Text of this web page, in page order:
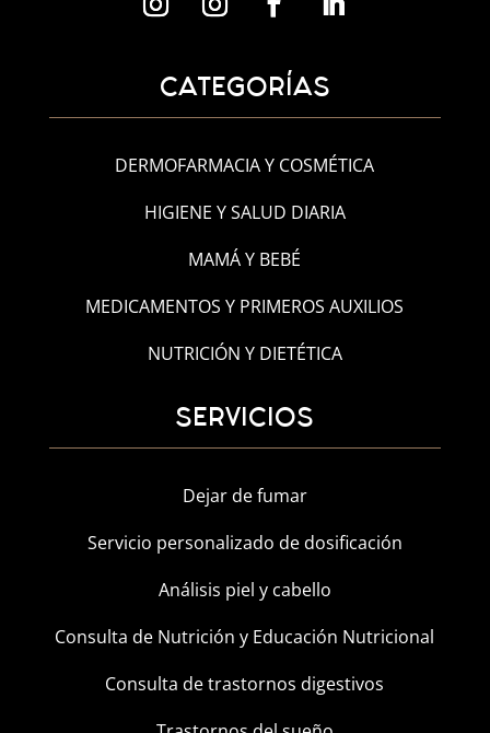
CATEGORÍAS
DERMOFARMACIA Y COSMÉTICA
HIGIENE Y SALUD DIARIA
MAMÁ Y BEBÉ
MEDICAMENTOS Y PRIMEROS AUXILIOS
NUTRICIÓN Y DIETÉTICA
SERVICIOS
Dejar de fumar
Servicio personalizado de dosificación
Análisis piel y cabello
Consulta de Nutrición y Educación Nutricional
Consulta de trastornos digestivos